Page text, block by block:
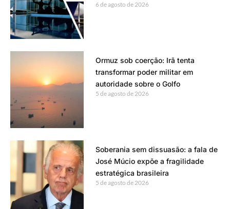
6 de agosto de 2026
Ormuz sob coerção: Irã tenta
transformar poder militar em
autoridade sobre o Golfo
5 de agosto de 2026
Soberania sem dissuasão: a fala de
José Múcio expõe a fragilidade
estratégica brasileira
5 de agosto de 2026